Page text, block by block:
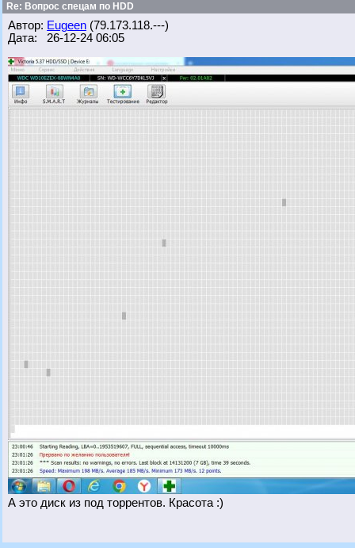
Re: Вопрос спецам по HDD
Автор: Eugeen (79.173.118.---)
Дата: 26-12-24 06:05
А это диск из под торрентов. Красота :)